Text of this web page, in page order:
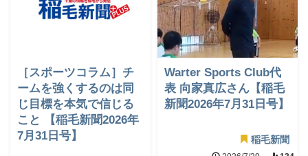
［スポーツコラム］チ
ームを強くするのは同
じ目標を本気で信じる
こと 【稲毛新聞2026年
7月31日号】
Warter Sports Club代
表 向家真広さん【稲毛
新聞2026年7月31日号】
稲毛新聞